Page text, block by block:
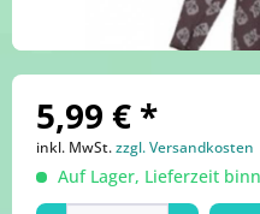
5,99 € *
inkl. MwSt.zzgl. Versandkosten
Auf Lager, Lieferzeit